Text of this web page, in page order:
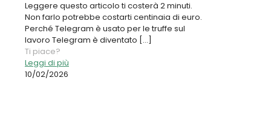
Leggere questo articolo ti costerà 2 minuti.
Non farlo potrebbe costarti centinaia di euro.
Perché Telegram è usato per le truffe sul
lavoro Telegram è diventato […]
Ti piace?
Leggi di più
10/02/2026